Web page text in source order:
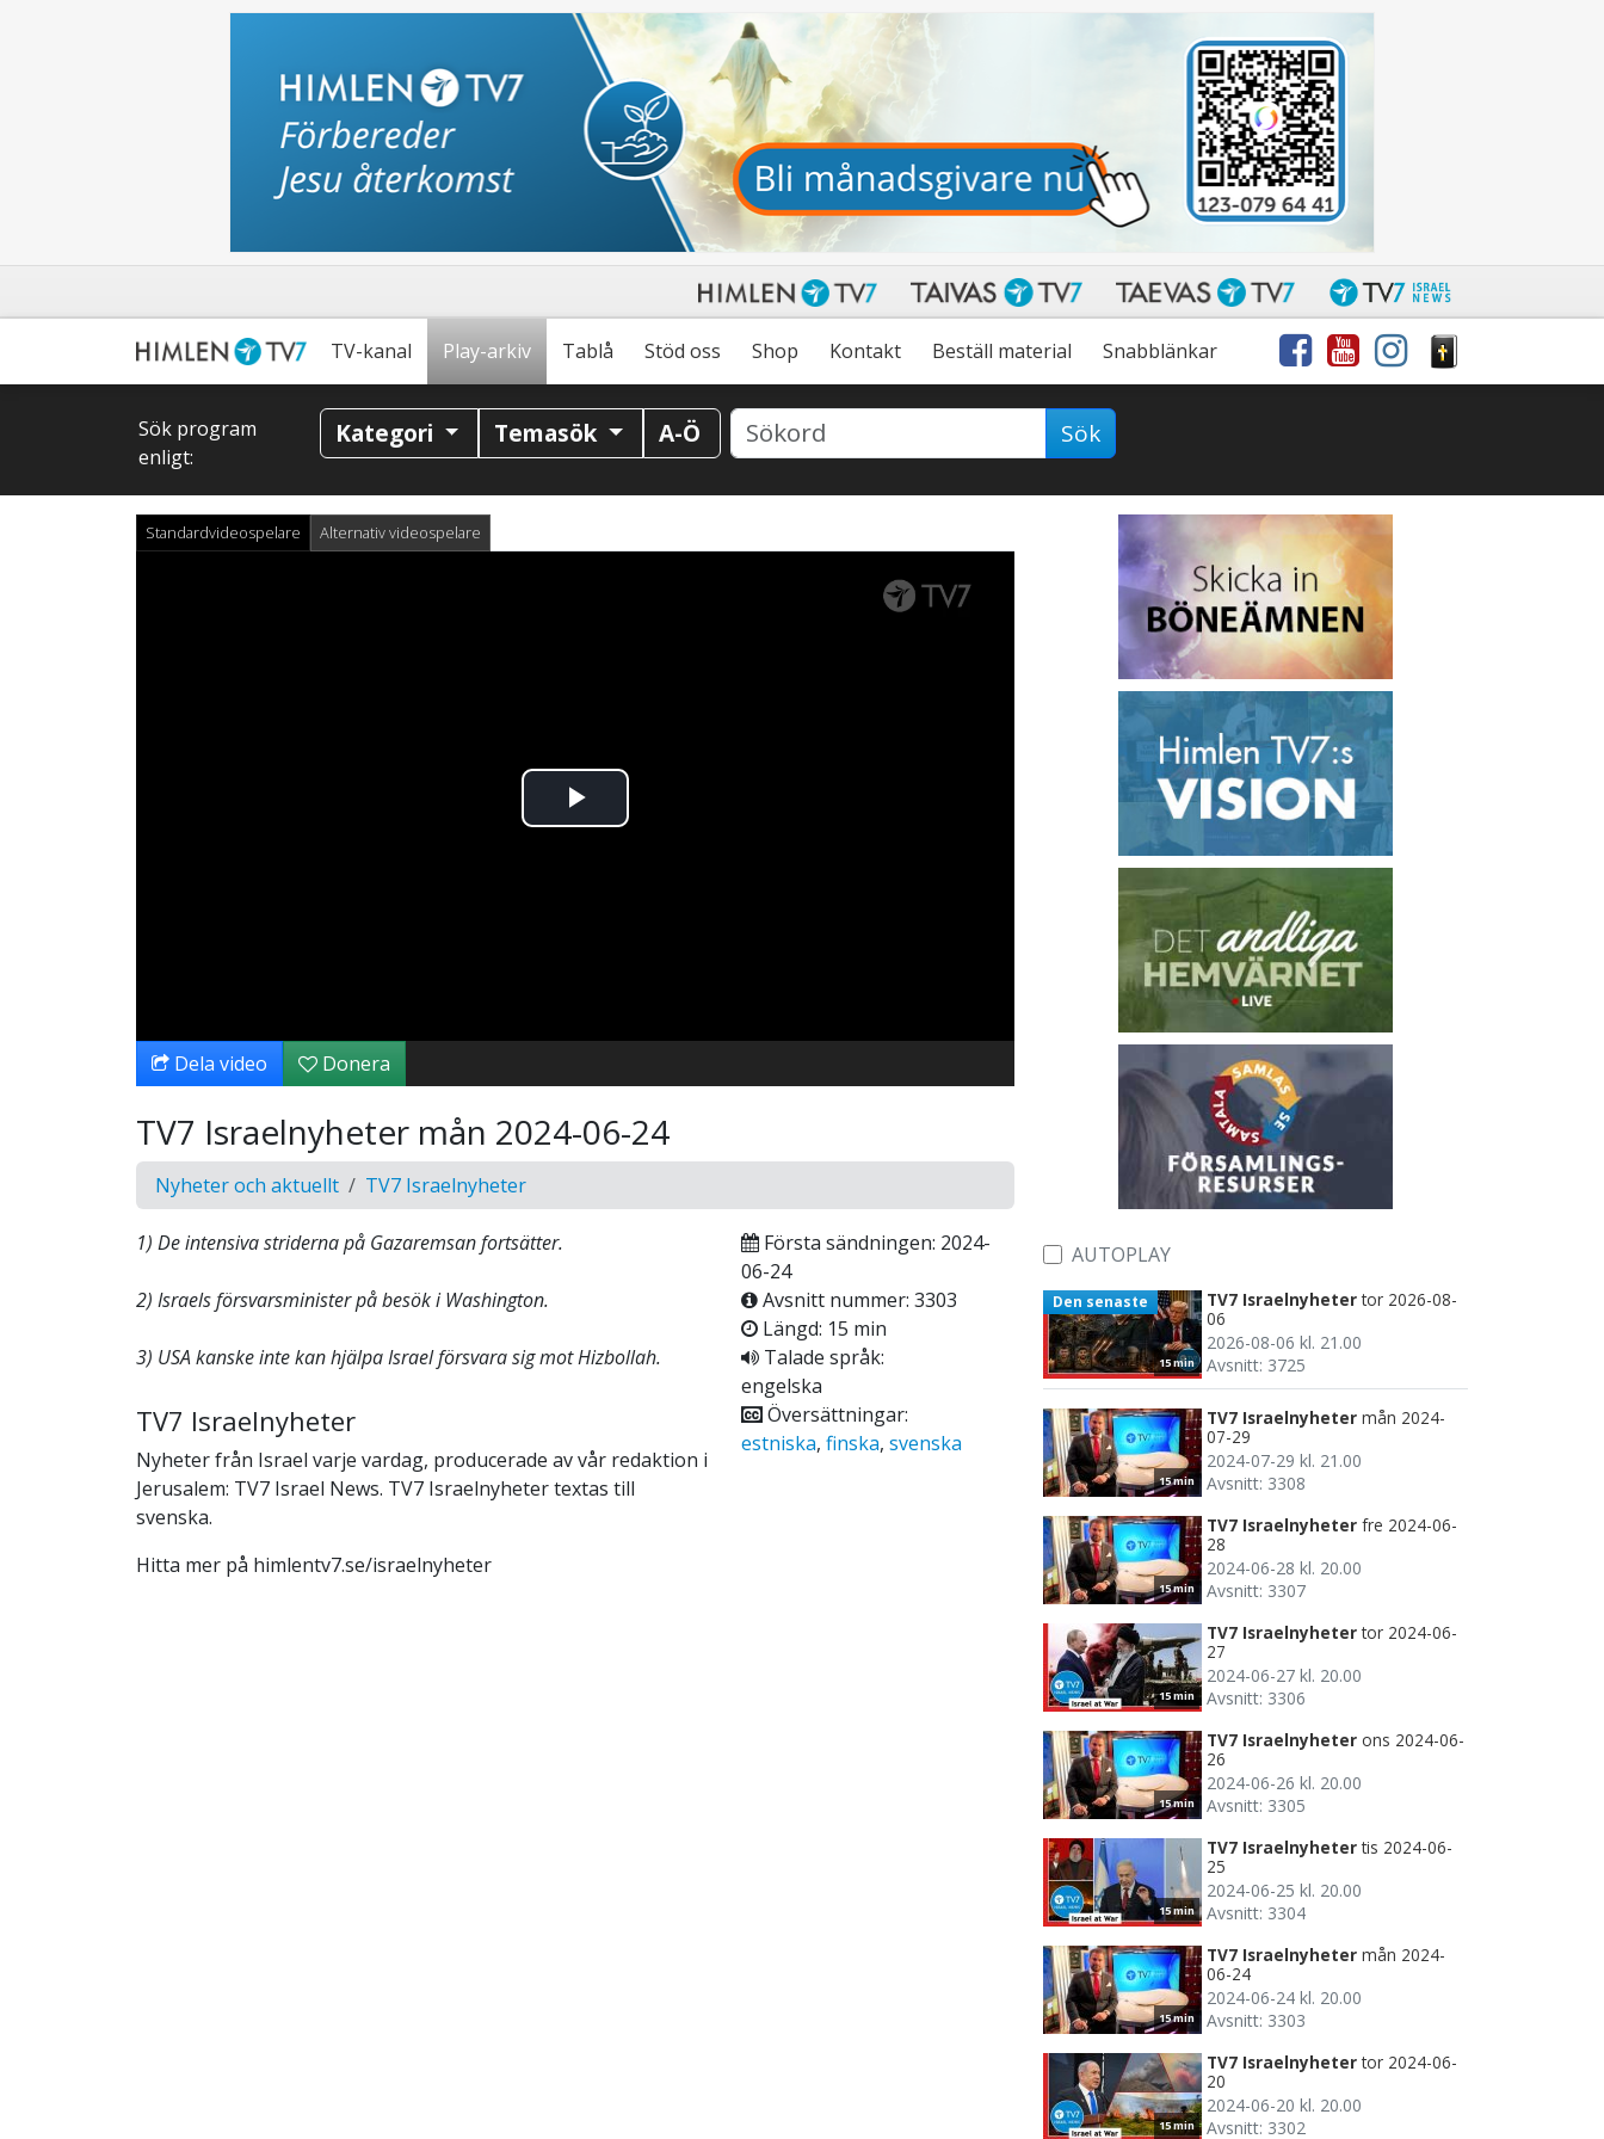
TV-kanal Play-arkiv Tablå Stöd oss Shop Kontakt Beställ material Snabblänkar
Sök program
enligt:
Kategori Temasök A-Ö Sök
Standardvideospelare Alternativ videospelare
Spela
Dela video Donera
TV7 Israelnyheter mån 2024-06-24
Nyheter och aktuellt TV7 Israelnyheter
1) De intensiva striderna på Gazaremsan fortsätter.
2) Israels försvarsminister på besök i Washington.
3) USA kanske inte kan hjälpa Israel försvara sig mot Hizbollah.
TV7 Israelnyheter
Nyheter från Israel varje vardag, producerade av vår redaktion i
Jerusalem: TV7 Israel News. TV7 Israelnyheter textas till
svenska.
Hitta mer på himlentv7.se/israelnyheter
Första sändningen: 2024-
06-24
Avsnitt nummer: 3303
Längd: 15 min
Talade språk:
engelska
Översättningar:
estniska, finska, svenska
AUTOPLAY
15 min
Den senaste TV7 Israelnyheter tor 2026-08-
06
2026-08-06 kl. 21.00
Avsnitt: 3725
15 min
TV7 Israelnyheter mån 2024-
07-29
2024-07-29 kl. 21.00
Avsnitt: 3308
15 min
TV7 Israelnyheter fre 2024-06-
28
2024-06-28 kl. 20.00
Avsnitt: 3307
15 min
TV7 Israelnyheter tor 2024-06-
27
2024-06-27 kl. 20.00
Avsnitt: 3306
15 min
TV7 Israelnyheter ons 2024-06-
26
2024-06-26 kl. 20.00
Avsnitt: 3305
15 min
TV7 Israelnyheter tis 2024-06-
25
2024-06-25 kl. 20.00
Avsnitt: 3304
15 min
TV7 Israelnyheter mån 2024-
06-24
2024-06-24 kl. 20.00
Avsnitt: 3303
15 min
TV7 Israelnyheter tor 2024-06-
20
2024-06-20 kl. 20.00
Avsnitt: 3302